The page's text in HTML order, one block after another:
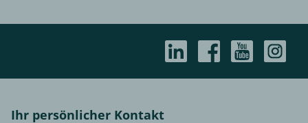
Ihr persönlicher Kontakt